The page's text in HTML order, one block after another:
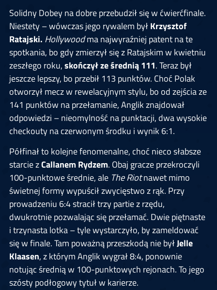
Solidny Dobey na dobre przebudził się w ćwierćfinale.
Niestety – wówczas jego rywalem byłKrzysztof
Ratajski. Hollywoodma najwyraźniej patent na te
spotkania, bo gdy zmierzył się z Ratajskim w kwietniu
zeszłego roku,skończył ze średnią 111. Teraz był
jeszcze lepszy, bo przebił 113 punktów. Choć Polak
otworzył mecz w rewelacyjnym stylu, bo od zejścia ze
141 punktów na przełamanie, Anglik znajdował
odpowiedzi – nieomylność na punktacji, dwa wysokie
checkouty na czerwonym środku i wynik 6:1.
Półfinał to kolejne fenomenalne, choć nieco słabsze
starcie zCallanem Rydzem. Obaj gracze przekroczyli
100-punktowe średnie, ale The Riotnawet mimo
świetnej formy wypuścił zwycięstwo z rąk. Przy
prowadzeniu 6:4 stracił trzy partie z rzędu,
dwukrotnie pozwalając się przełamać. Dwie piętnaste
i trzynasta lotka – tyle wystarczyło, by zameldować
się w finale. Tam poważną przeszkodą nie byłJelle
Klaasen, z którym Anglik wygrał 8:4, ponownie
notując średnią w 100-punktowych rejonach. To jego
szósty podłogowy tytuł w karierze.